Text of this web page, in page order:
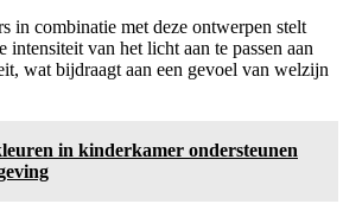
in combinatie met deze ontwerpen stelt
intensiteit van het licht aan te passen aan
wat bijdraagt aan een gevoel van welzijn
in kinderkamer ondersteunen